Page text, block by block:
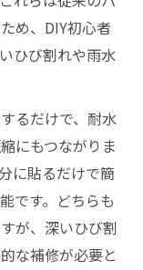
め、DIY初心者
ひび割れや雨水
るだけで、耐水
にもつながりま
に貼るだけで簡
です。どちらも
が、深いひび割
な補修が必要と